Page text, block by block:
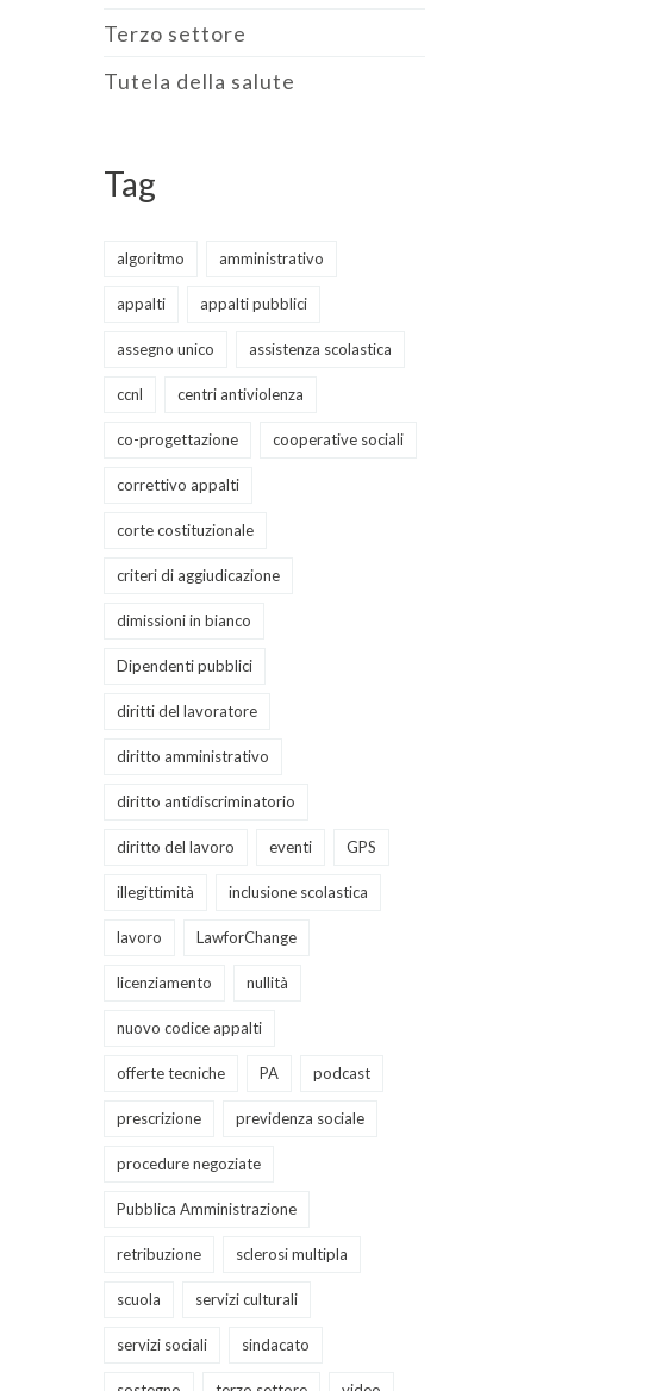
Terzo settore
Tutela della salute
Tag
algoritmo amministrativo
appalti appalti pubblici
assegno unico assistenza scolastica
ccnl centri antiviolenza
co-progettazione cooperative sociali
correttivo appalti
corte costituzionale
criteri di aggiudicazione
dimissioni in bianco
Dipendenti pubblici
diritti del lavoratore
diritto amministrativo
diritto antidiscriminatorio
diritto del lavoro eventi GPS
illegittimità inclusione scolastica
lavoro LawforChange
licenziamento nullità
nuovo codice appalti
offerte tecniche PA podcast
prescrizione previdenza sociale
procedure negoziate
Pubblica Amministrazione
retribuzione sclerosi multipla
scuola servizi culturali
servizi sociali sindacato